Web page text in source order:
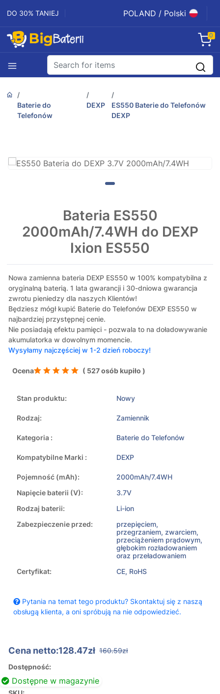
DO 30% TANIEJ POLAND / Polski
0
Baterie do
Telefonów
DEXP
ES550 Baterie do Telefonów
DEXP
Bateria ES550
2000mAh/7.4WH do DEXP
Ixion ES550
Nowa zamienna bateria DEXP ES550 w 100% kompatybilna z
oryginalną baterią. 1 lata gwarancji i 30-dniowa gwarancja
zwrotu pieniedzy dla naszych Klientów!
Będziesz mógł kupić Baterie do Telefonów DEXP ES550 w
najbardziej przystępnej cenie.
Nie posiadają efektu pamięci - pozwala to na doładowywanie
akumulatorka w dowolnym momencie.
Wysyłamy najczęściej w 1-2 dzień roboczy!
Ocena ( 527 osób kupiło )
Stan produktu: Nowy
Rodzaj: Zamiennik
Kategoria : Baterie do Telefonów
Kompatybilne Marki : DEXP
Pojemność (mAh):
2000mAh/7.4WH
Napięcie baterii (V):
3.7V
Rodzaj baterii:
Li-ion
Zabezpieczenie przed:
przepięciem,
przegrzaniem, zwarciem,
przeciążeniem prądowym,
głębokim rozładowaniem
oraz przeładowaniem
Certyfikat:
CE, RoHS
Pytania na temat tego produktu? Skontaktuj się z naszą
obsługą klienta, a oni spróbują na nie odpowiedzieć.
Cena netto:128.47zł 160.59zł
Dostępność:
Dostępne w magazynie